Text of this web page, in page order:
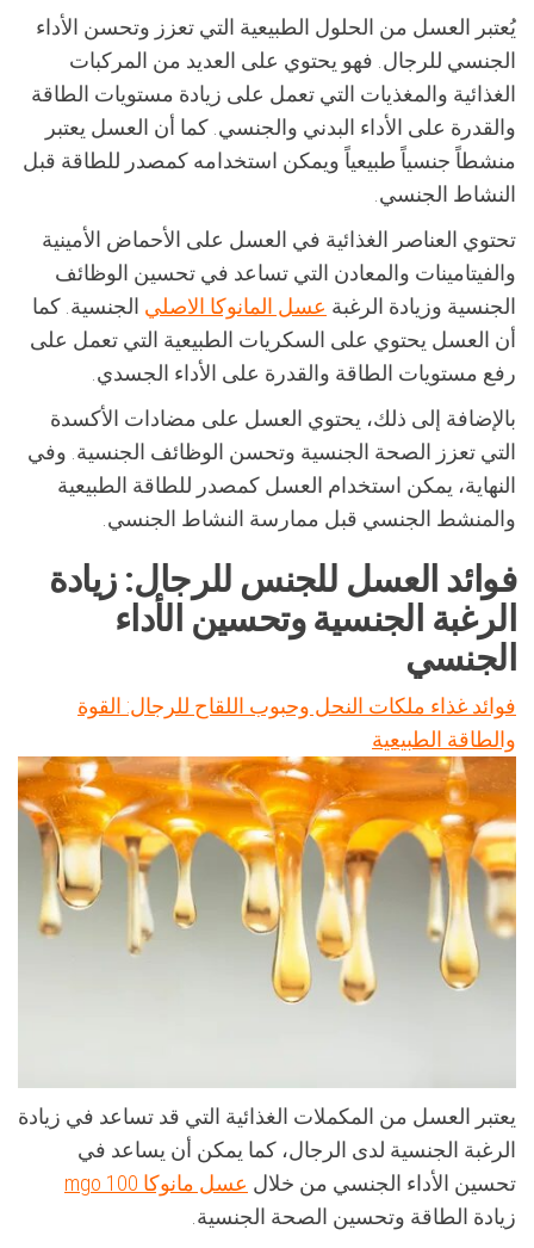
يُعتبر العسل من الحلول الطبيعية التي تعزز وتحسن الأداء
الجنسي للرجال. فهو يحتوي على العديد من المركبات
الغذائية والمغذيات التي تعمل على زيادة مستويات الطاقة
والقدرة على الأداء البدني والجنسي. كما أن العسل يعتبر
منشطاً جنسياً طبيعياً ويمكن استخدامه كمصدر للطاقة قبل
النشاط الجنسي.
تحتوي العناصر الغذائية في العسل على الأحماض الأمينية
والفيتامينات والمعادن التي تساعد في تحسين الوظائف
الجنسية وزيادة الرغبة عسل المانوكا الاصلي الجنسية. كما
أن العسل يحتوي على السكريات الطبيعية التي تعمل على
رفع مستويات الطاقة والقدرة على الأداء الجسدي.
بالإضافة إلى ذلك، يحتوي العسل على مضادات الأكسدة
التي تعزز الصحة الجنسية وتحسن الوظائف الجنسية. وفي
النهاية، يمكن استخدام العسل كمصدر للطاقة الطبيعية
والمنشط الجنسي قبل ممارسة النشاط الجنسي.
فوائد العسل للجنس للرجال: زيادة
الرغبة الجنسية وتحسين الأداء
الجنسي
فوائد غذاء ملكات النحل وحبوب اللقاح للرجال: القوة
والطاقة الطبيعية
يعتبر العسل من المكملات الغذائية التي قد تساعد في زيادة
الرغبة الجنسية لدى الرجال، كما يمكن أن يساعد في
تحسين الأداء الجنسي من خلال عسل مانوكا mgo 100
زيادة الطاقة وتحسين الصحة الجنسية.